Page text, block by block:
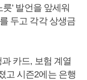
’ 발언을 앞세워
두고 각각 상생금
카드, 보험 계열
고 시즌2에는 은행